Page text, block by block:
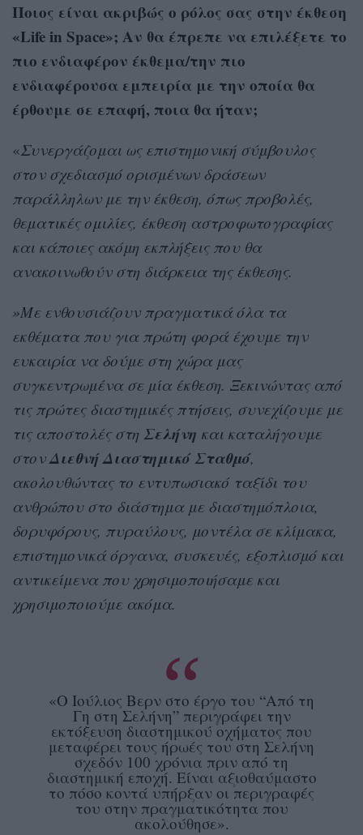
Ποιος είναι ακριβώς ο ρόλος σας στην έκθεση
«Life in Space»; Αν θα έπρεπε να επιλέξετε το
πιο ενδιαφέρον έκθεμα/την πιο
ενδιαφέρουσα εμπειρία με την οποία θα
έρθουμε σε επαφή, ποια θα ήταν;
«Συνεργάζομαι ως επιστημονική σύμβουλος
στον σχεδιασμό ορισμένων δράσεων
παράλληλων με την έκθεση, όπως προβολές,
θεματικές ομιλίες, έκθεση αστροφωτογραφίας
και κάποιες ακόμη εκπλήξεις που θα
ανακοινωθούν στη διάρκεια της έκθεσης.
»Με ενθουσιάζουν πραγματικά όλα τα
εκθέματα που για πρώτη φορά έχουμε την
ευκαιρία να δούμε στη χώρα μας
συγκεντρωμένα σε μία έκθεση. Ξεκινώντας από
τις πρώτες διαστημικές πτήσεις, συνεχίζουμε με
τις αποστολές στη Σελήνη και καταλήγουμε
στονΔιεθνήΔιαστημικό Σταθμό,
ακολουθώντας το εντυπωσιακό ταξίδι του
ανθρώπου στο διάστημα με διαστημόπλοια,
δορυφόρους, πυραύλους, μοντέλα σε κλίμακα,
επιστημονικά όργανα, συσκευές, εξοπλισμό και
αντικείμενα που χρησιμοποιήσαμε και
χρησιμοποιούμε ακόμα.
«Ο Ιούλιος Βερν στο έργο του “Aπό τη
Γη στη Σελήνη” περιγράφει την
εκτόξευση διαστημικού οχήματος που
μεταφέρει τους ήρωές του στη Σελήνη
σχεδόν 100 χρόνια πριν από τη
διαστημική εποχή. Είναι αξιοθαύμαστο
το πόσο κοντά υπήρξαν οι περιγραφές
του στην πραγματικότητα που
ακολούθησε».